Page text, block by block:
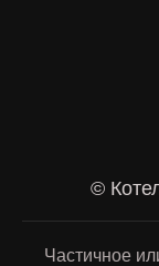
©
Частичное